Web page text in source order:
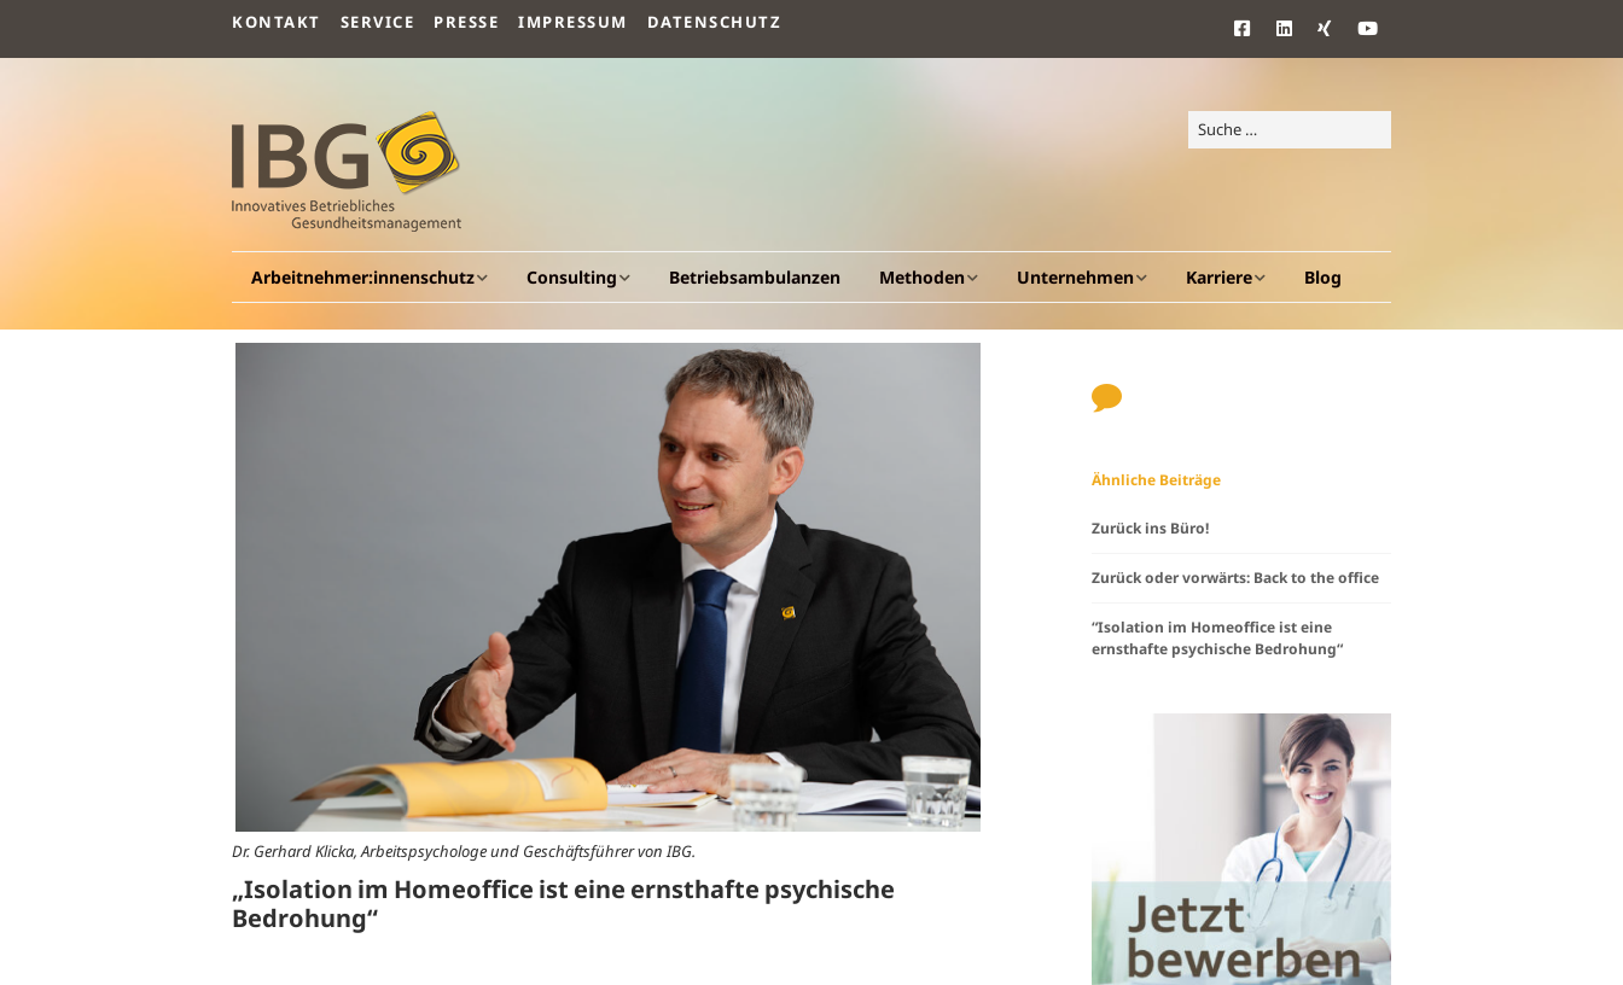
KONTAKT SERVICE PRESSE IMPRESSUM DATENSCHUTZ
Arbeitnehmer:innenschutz
Allgemeines
Consulting
Allgemeines
Gesundheitscockpit &
Gesundheitsförderung
Befragung und Analyse
Gesundheitstage
Generationenbalance
Gesunde Arbeitszeiten
Beratung und Coaching
Seminare und
Betriebsambulanzen Methoden
Arbeitsvermögen
Human Work Index®
BGM Prozess
Unternehmen
Vision und Ziele
Leitungsteam
Referenzen
Karriere
Benefits
Blog
Dr. Gerhard Klicka, Arbeitspsychologe und Geschäftsführer von IBG.
„Isolation im Homeoffice ist eine ernsthafte psychische
Bedrohung“
Ähnliche Beiträge
Zurück ins Büro!
Zurück oder vorwärts: Back to the office
“Isolation im Homeoffice ist eine
ernsthafte psychische Bedrohung“